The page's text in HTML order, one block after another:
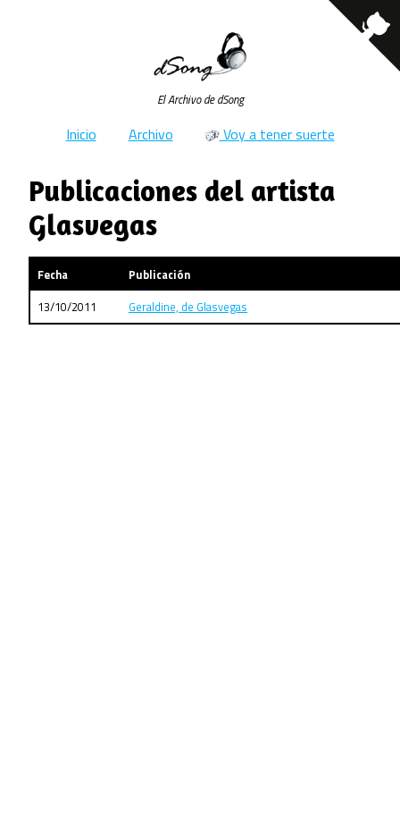
El Archivo de dSong
Inicio Archivo Voy a tener suerte
Publicaciones del artista
Glasvegas
Fecha
Publicación
13/10/2011
Geraldine, de Glasvegas